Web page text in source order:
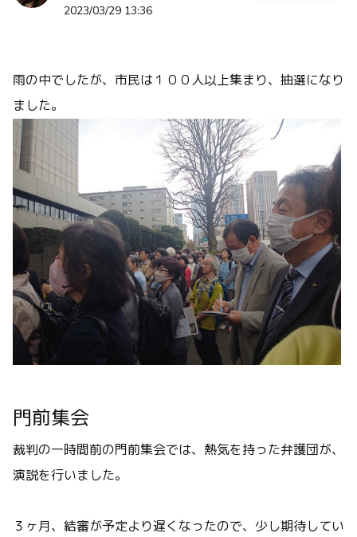
2023/03/29 13:36
雨の中でしたが、市民は１００人以上集まり、抽選になり
ました。
門前集会
裁判の一時間前の門前集会では、熱気を持った弁護団が、
演説を行いました。
３ヶ月、結審が予定より遅くなったので、少し期待してい